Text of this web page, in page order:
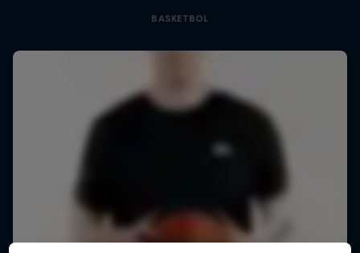
BASKETBOL